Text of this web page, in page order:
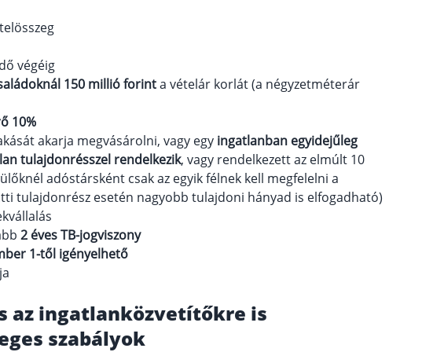
végéig
150 millió forinta vételár korlát (a négyzetméterár
10%
akarja megvásárolni, vagy egy ingatlanban egyidejűleg
tulajdonrésszel rendelkezik, vagy rendelkezett az elmúlt 10
adóstársként csak az egyik félnek kell megfelelni a
tulajdonrész esetén nagyobb tulajdoni hányad is elfogadható)
2 éves TB-jogviszony
1-től igényelhető
az ingatlanközvetítőkre is
szabályok